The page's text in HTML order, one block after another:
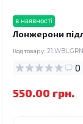
в наявності
Лонжерони
Код товару:
0
550.00 грн.